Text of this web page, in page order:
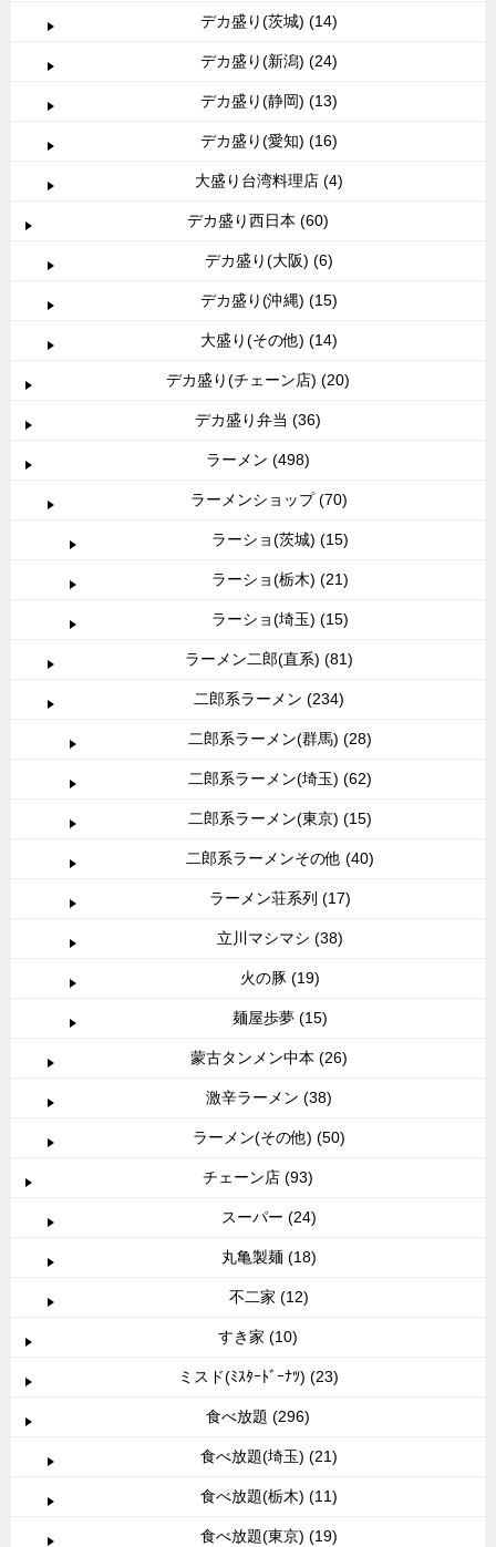
デカ盛り(茨城) (14)
デカ盛り(新潟) (24)
デカ盛り(静岡) (13)
デカ盛り(愛知) (16)
大盛り台湾料理店 (4)
デカ盛り西日本 (60)
デカ盛り(大阪) (6)
デカ盛り(沖縄) (15)
大盛り(その他) (14)
デカ盛り(チェーン店) (20)
デカ盛り弁当 (36)
ラーメン (498)
ラーメンショップ (70)
ラーショ(茨城) (15)
ラーショ(栃木) (21)
ラーショ(埼玉) (15)
ラーメン二郎(直系) (81)
二郎系ラーメン (234)
二郎系ラーメン(群馬) (28)
二郎系ラーメン(埼玉) (62)
二郎系ラーメン(東京) (15)
二郎系ラーメンその他 (40)
ラーメン荘系列 (17)
立川マシマシ (38)
火の豚 (19)
麺屋歩夢 (15)
蒙古タンメン中本 (26)
激辛ラーメン (38)
ラーメン(その他) (50)
チェーン店 (93)
スーパー (24)
丸亀製麺 (18)
不二家 (12)
すき家 (10)
ミスド(ﾐｽﾀｰﾄﾞｰﾅﾂ) (23)
食べ放題 (296)
食べ放題(埼玉) (21)
食べ放題(栃木) (11)
食べ放題(東京) (19)